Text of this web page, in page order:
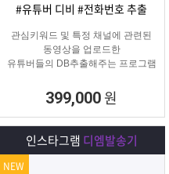
#유튜버 디비 #전화번호 추출
관심키워드 및 특정 채널에 관련된
동영상을 업로드한
유튜버들의 DB추출해주는 프로그램
399,000 원
인스타그램 디엠발송기
NEW